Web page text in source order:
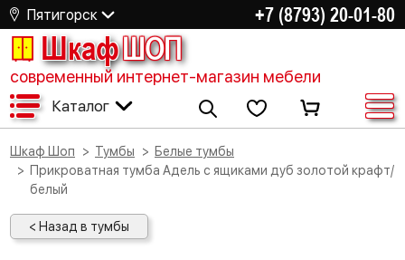
Пятигорск +7 (8793) 20-01-80
ШкафШОП
современный интернет-магазин мебели
Каталог
Шкаф Шоп Тумбы
Белые тумбы
Прикроватная тумба Адель с ящиками дуб золотой крафт/
белый
< Назад в тумбы